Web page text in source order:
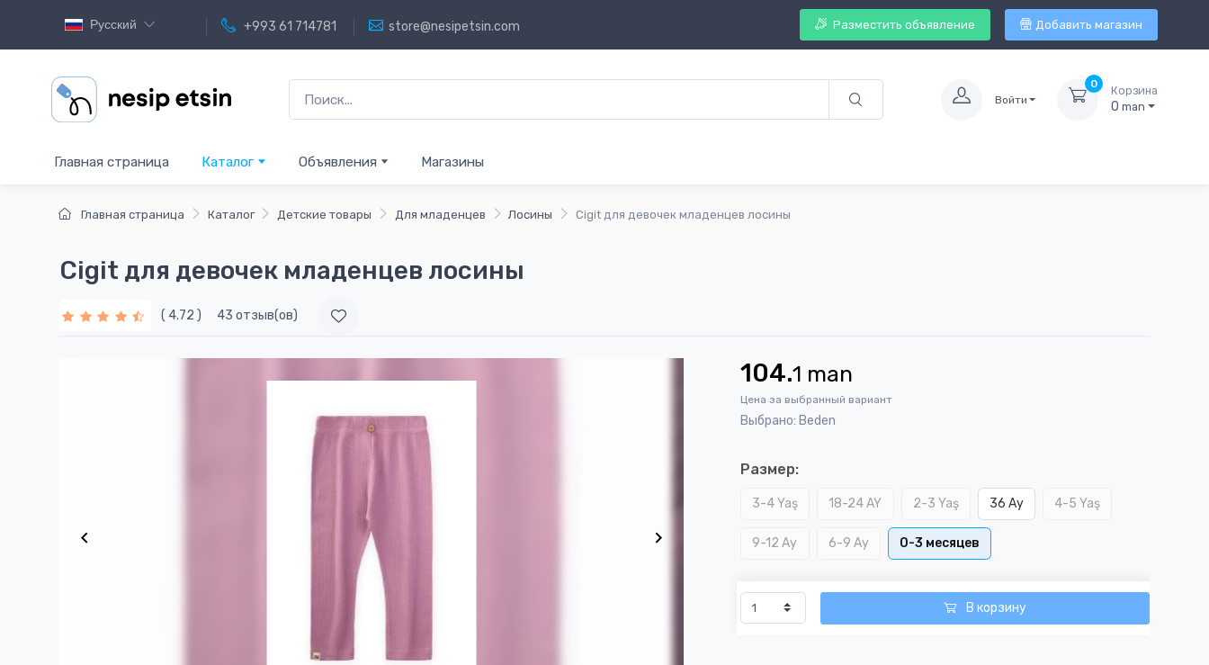
Русский +993 61 714781 store@nesipetsin.com Разместить объявление Добавить магазин
Войти
0
Корзина
0 man
Главная страница Каталог Объявления Магазины
Главная страница Каталог Детские товары Для младенцев Лосины Cigit для девочек младенцев лосины
Cigit для девочек младенцев лосины
( 4.72 ) 43 отзыв(ов)
104.1 man
Цена за выбранный вариант
Выбрано: Beden
Размер:
3-4 Yaş 18-24 AY 2-3 Yaş 36 Ay 4-5 Yaş
9-12 Ay 6-9 Ay 0-3 месяцев
В корзину